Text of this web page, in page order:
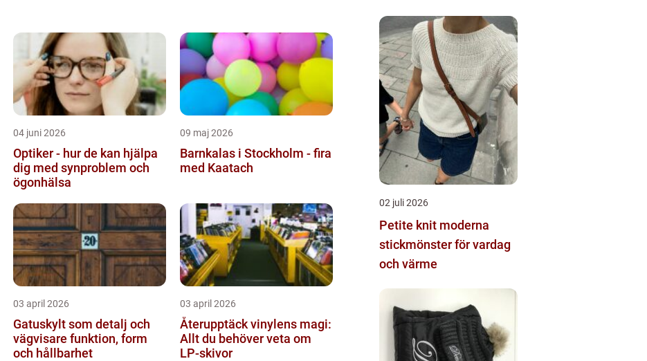
04 juni 2026
Optiker - hur de kan hjälpa
dig med synproblem och
ögonhälsa
09 maj 2026
Barnkalas i Stockholm - fira
med Kaatach
03 april 2026
Gatuskylt som detalj och
vägvisare funktion, form
och hållbarhet
03 april 2026
Återupptäck vinylens magi:
Allt du behöver veta om
LP-skivor
02 juli 2026
Petite knit moderna
stickmönster för vardag
och värme